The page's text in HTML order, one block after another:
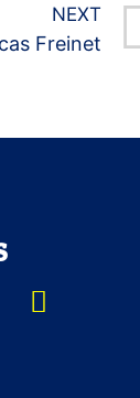
NEXT
Freinet